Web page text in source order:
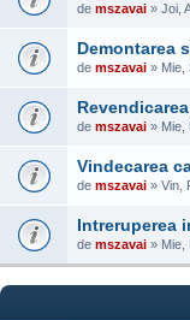
de mszavai » Joi,
Demontarea
de mszavai » Mie,
de mszavai » Mie,
Vindecarea
de mszavai » Vin,
Intreruperea
de mszavai » Mie,